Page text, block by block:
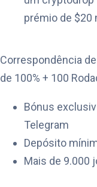
prémio de $20
Correspondência
de 100% + 100
Bónus
Telegram
Depósito
Mais de 9.000